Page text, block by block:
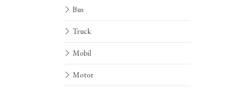
Bus
Truck
Mobil
Motor